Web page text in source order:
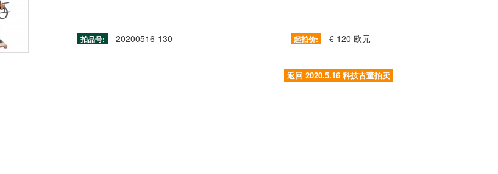
拍品号: 20200516-130 起拍价: € 120 欧元
返回 2020.5.16 科技古董拍卖